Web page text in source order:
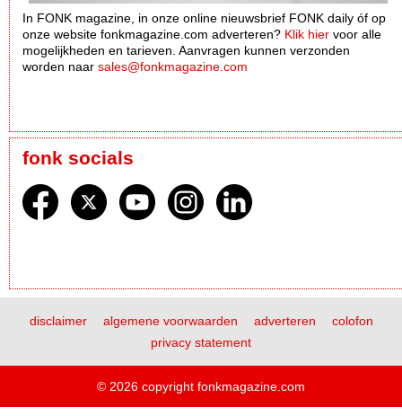
In FONK magazine, in onze online nieuwsbrief FONK daily óf op
onze website fonkmagazine.com adverteren? Klik hier voor alle
mogelijkheden en tarieven. Aanvragen kunnen verzonden
worden naar sales@fonkmagazine.com
fonk socials
disclaimer algemene voorwaarden adverteren
colofon
privacy statement
© 2026 copyright fonkmagazine.com